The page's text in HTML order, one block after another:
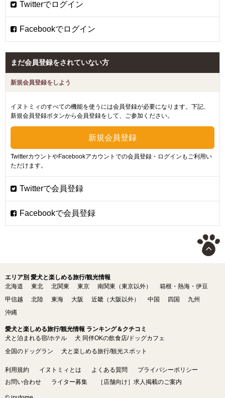
まだ会員登録をされていない方
新規会員登録をしよう
イヌトミィのすべての機能を使うには会員登録が必要になります。下記、
新規会員登録ボタンから会員登録をして、ご参加ください。
TwitterカウントやFacebookアカウントでの会員登録・ログインもご利用い
ただけます。
エリア別 愛犬と楽しめる旅行/観光情報
北海道
東北 北関東 東京 南関東（東京以外）
箱根・熱海・伊豆
甲信越
北陸 東海 大阪 近畿（大阪以外） 中国 四国
九州
沖縄
愛犬と楽しめる旅行/観光情報 ランキング＆クチコミ
犬と泊まれる宿/ホテル
犬 同伴OKの飲食店/ドッグカフェ
全国のドッグラン
犬と楽しめる旅行/観光スポット
利用規約 イヌトミィとは よくある質問
プライバシーポリシー
お問い合わせ
ライター募集 ［店舗向け］求人掲載のご案内